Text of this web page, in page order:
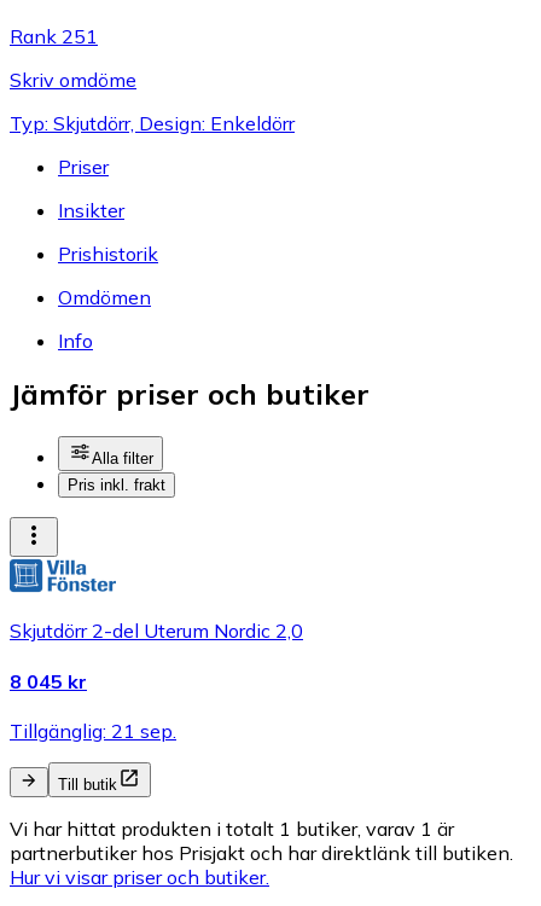
Rank 251
Skriv omdöme
Typ: Skjutdörr, Design: Enkeldörr
Priser
Insikter
Prishistorik
Omdömen
Info
Jämför priser och butiker
Alla filter
Pris inkl. frakt
Skjutdörr 2-del Uterum Nordic 2,0
8 045 kr
Tillgänglig: 21 sep.
Till butik
Vi har hittat produkten i totalt 1 butiker, varav 1 är
partnerbutiker hos Prisjakt och har direktlänk till butiken.
Hur vi visar priser och butiker.